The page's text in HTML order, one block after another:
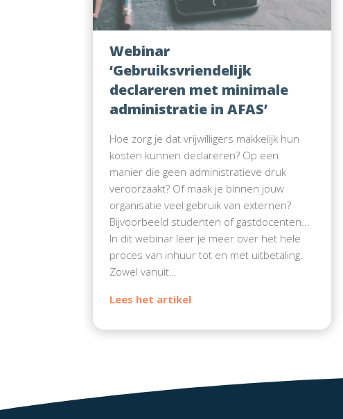
Webinar
‘Gebruiksvriendelijk
declareren met minimale
administratie in AFAS’
Hoe zorg je dat vrijwilligers makkelijk hun
kosten kunnen declareren? Op een
manier die geen administratieve druk
veroorzaakt? Of maak je binnen jouw
organisatie veel gebruik van externen?
Bijvoorbeeld studenten of gastdocenten...
In dit webinar leer je meer over het hele
proces van inhuur tot en met uitbetaling.
Zowel vanuit…